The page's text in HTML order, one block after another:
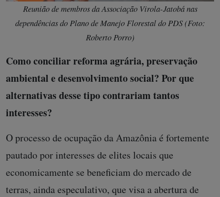
Reunião de membros da Associação Virola-Jatobá nas
dependências do Plano de Manejo Florestal do PDS (Foto:
Roberto Porro)
Como conciliar reforma agrária, preservação
ambiental e desenvolvimento social? Por que
alternativas desse tipo contrariam tantos
interesses?
O processo de ocupação da Amazônia é fortemente
pautado por interesses de elites locais que
economicamente se beneficiam do mercado de
terras, ainda especulativo, que visa a abertura de